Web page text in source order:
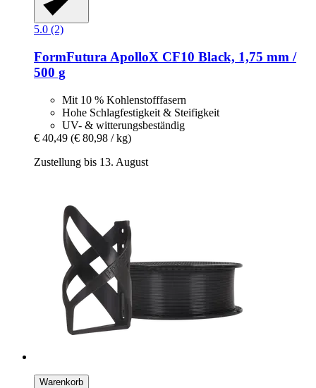
5.0 (2)
FormFutura ApolloX CF10 Black, 1,75 mm /
500 g
Mit 10 % Kohlenstofffasern
Hohe Schlagfestigkeit & Steifigkeit
UV- & witterungsbeständig
€ 40,49 (€ 80,98 / kg)
Zustellung bis 13. August
Warenkorb